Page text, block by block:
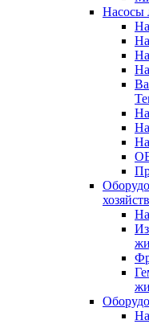
Насосы